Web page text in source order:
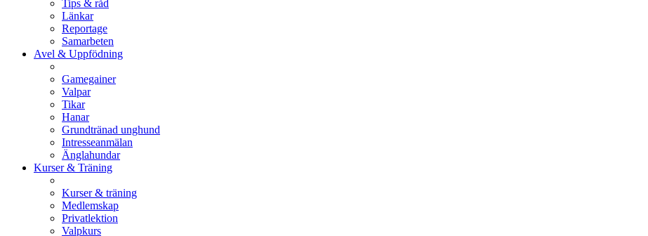
Tips & råd
Länkar
Reportage
Samarbeten
Avel & Uppfödning
Gamegainer
Valpar
Tikar
Hanar
Grundtränad unghund
Intresseanmälan
Änglahundar
Kurser & Träning
Kurser & träning
Medlemskap
Privatlektion
Valpkurs